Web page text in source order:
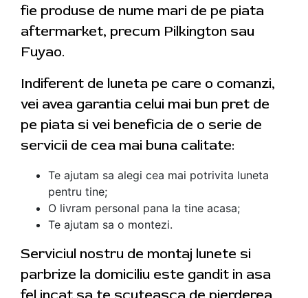
fie produse de nume mari de pe piata
aftermarket, precum Pilkington sau
Fuyao.
Indiferent de luneta pe care o comanzi,
vei avea garantia celui mai bun pret de
pe piata si vei beneficia de o serie de
servicii de cea mai buna calitate:
Te ajutam sa alegi cea mai potrivita luneta
pentru tine;
O livram personal pana la tine acasa;
Te ajutam sa o montezi.
Serviciul nostru de montaj lunete si
parbrize la domiciliu este gandit in asa